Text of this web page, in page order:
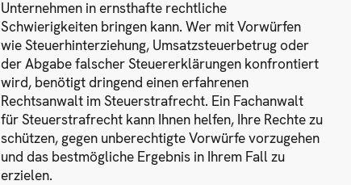
Unternehmen in ernsthafte rechtliche
Schwierigkeiten bringen kann. Wer mit Vorwürfen
wie Steuerhinterziehung, Umsatzsteuerbetrug oder
der Abgabe falscher Steuererklärungen konfrontiert
wird, benötigt dringend einen erfahrenen
Rechtsanwalt im Steuerstrafrecht. Ein Fachanwalt
für Steuerstrafrecht kann Ihnen helfen, Ihre Rechte zu
schützen, gegen unberechtigte Vorwürfe vorzugehen
und das bestmögliche Ergebnis in Ihrem Fall zu
erzielen.